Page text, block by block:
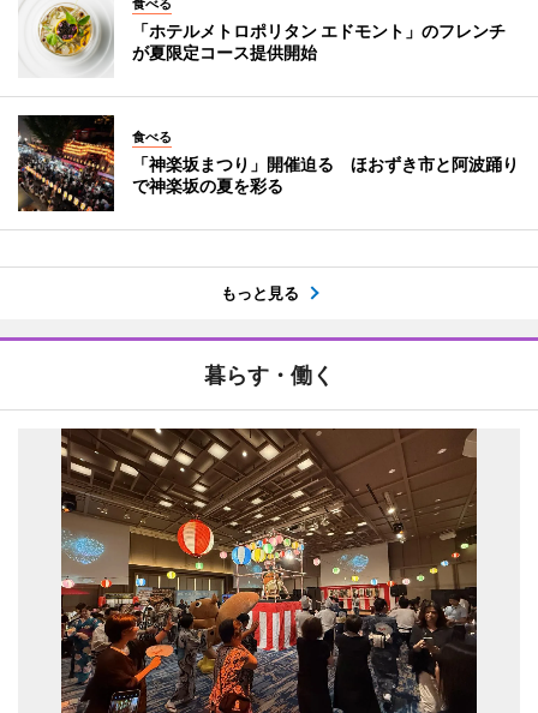
「ホテルメトロポリタン エドモント」のフレンチ
が夏限定コース提供開始
食べる
「神楽坂まつり」開催迫る ほおずき市と阿波踊り
で神楽坂の夏を彩る
もっと見る
暮らす・働く